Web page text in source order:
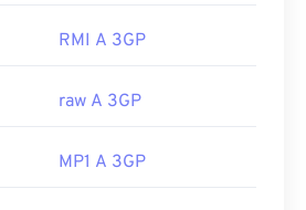
file 3GP?
il 3GP sia progettato per i
dei sistemi operativi, inclusi
RMI A 3GP
raw A 3GP
MP1 A 3GP